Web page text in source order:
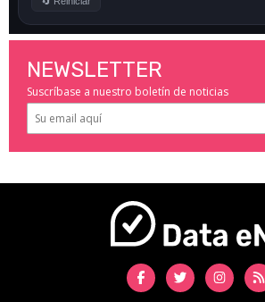
NEWSLETTER
Suscríbase a nuestro boletín de noticias